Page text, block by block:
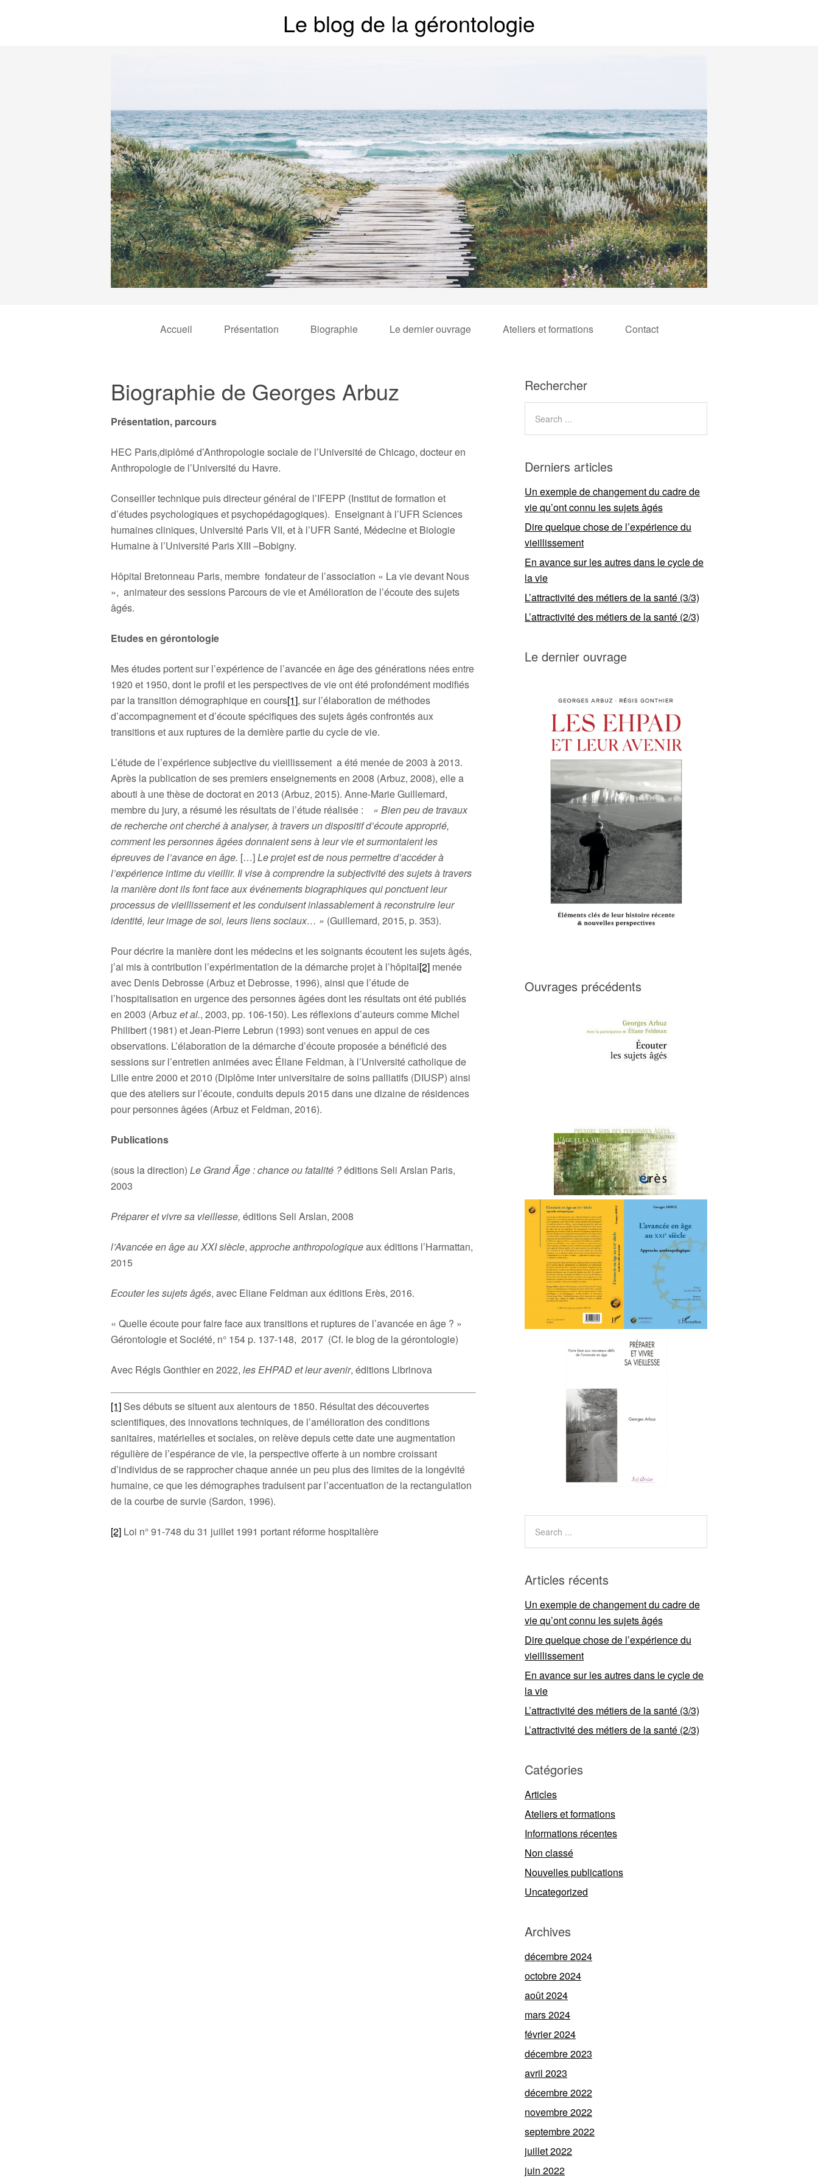
Le blog de la gérontologie
Accueil Présentation Biographie Le dernier ouvrage Ateliers et formations Contact
Biographie de Georges Arbuz
Présentation, parcours
HEC Paris,diplômé d’Anthropologie sociale de l’Université de Chicago, docteur en
Anthropologie de l’Université du Havre.
Conseiller technique puis directeur général de l’IFEPP (Institut de formation et
d’études psychologiques et psychopédagogiques). Enseignant à l’UFR Sciences
humaines cliniques, Université Paris VII, et à l’UFR Santé, Médecine et Biologie
Humaine à l’Université Paris XIII –Bobigny.
Hôpital Bretonneau Paris, membre fondateur de l’association « La vie devant Nous
», animateur des sessions Parcours de vie et Amélioration de l’écoute des sujets
âgés.
Etudes en gérontologie
Mes études portent sur l’expérience de l’avancée en âge des générations nées entre
1920 et 1950, dont le profil et les perspectives de vie ont été profondément modifiés
par la transition démographique en cours[1], sur l’élaboration de méthodes
d’accompagnement et d’écoute spécifiques des sujets âgés confrontés aux
transitions et aux ruptures de la dernière partie du cycle de vie.
L’étude de l’expérience subjective du vieillissement a été menée de 2003 à 2013.
Après la publication de ses premiers enseignements en 2008 (Arbuz, 2008), elle a
abouti à une thèse de doctorat en 2013 (Arbuz, 2015). Anne-Marie Guillemard,
membre du jury, a résumé les résultats de l’étude réalisée : « Bien peu de travaux
de recherche ont cherché à analyser, à travers un dispositif d’écoute approprié,
comment les personnes âgées donnaient sens à leur vie et surmontaient les
épreuves de l’avance en âge. […]Le projet est de nous permettre d’accéder à
l’expérience intime du vieillir. Il vise à comprendre la subjectivité des sujets à travers
la manière dont ils font face aux événements biographiques qui ponctuent leur
processus de vieillissement et les conduisent inlassablement à reconstruire leur
identité, leur image de soi, leurs liens sociaux… » (Guillemard, 2015, p. 353).
Pour décrire la manière dont les médecins et les soignants écoutent les sujets âgés,
j’ai mis à contribution l’expérimentation de la démarche projet à l’hôpital[2] menée
avec Denis Debrosse (Arbuz et Debrosse, 1996), ainsi que l’étude de
l’hospitalisation en urgence des personnes âgées dont les résultats ont été publiés
en 2003 (Arbuzet al., 2003, pp. 106-150). Les réflexions d’auteurs comme Michel
Philibert (1981) et Jean-Pierre Lebrun (1993) sont venues en appui de ces
observations. L’élaboration de la démarche d’écoute proposée a bénéficié des
sessions sur l’entretien animées avec Éliane Feldman, à l’Université catholique de
Lille entre 2000 et 2010 (Diplôme inter universitaire de soins palliatifs (DIUSP) ainsi
que des ateliers sur l’écoute, conduits depuis 2015 dans une dizaine de résidences
pour personnes âgées (Arbuz et Feldman, 2016).
Publications
(sous la direction) Le Grand Âge : chance ou fatalité ?éditions Seli Arslan Paris,
2003
Préparer et vivre sa vieillesse, éditions Seli Arslan, 2008
l’Avancée en âge au XXI siècle, approche anthropologiqueaux éditions l’Harmattan,
2015
Ecouter les sujets âgés, avec Eliane Feldman aux éditions Erès, 2016.
« Quelle écoute pour faire face aux transitions et ruptures de l’avancée en âge ? »
Gérontologie et Société, n° 154 p. 137-148, 2017 (Cf. le blog de la gérontologie)
Avec Régis Gonthier en 2022, les EHPAD et leur avenir, éditions Librinova
[1] Ses débuts se situent aux alentours de 1850. Résultat des découvertes
scientifiques, des innovations techniques, de l’amélioration des conditions
sanitaires, matérielles et sociales, on relève depuis cette date une augmentation
régulière de l’espérance de vie, la perspective offerte à un nombre croissant
d’individus de se rapprocher chaque année un peu plus des limites de la longévité
humaine, ce que les démographes traduisent par l’accentuation de la rectangulation
de la courbe de survie (Sardon, 1996).
[2] Loi n° 91-748 du 31 juillet 1991 portant réforme hospitalière
Rechercher
Derniers articles
Un exemple de changement du cadre de
vie qu’ont connu les sujets âgés
Dire quelque chose de l’expérience du
vieillissement
En avance sur les autres dans le cycle de
la vie
L’attractivité des métiers de la santé (3/3)
L’attractivité des métiers de la santé (2/3)
Le dernier ouvrage
Ouvrages précédents
Articles récents
Un exemple de changement du cadre de
vie qu’ont connu les sujets âgés
Dire quelque chose de l’expérience du
vieillissement
En avance sur les autres dans le cycle de
la vie
L’attractivité des métiers de la santé (3/3)
L’attractivité des métiers de la santé (2/3)
Catégories
Articles
Ateliers et formations
Informations récentes
Non classé
Nouvelles publications
Uncategorized
Archives
décembre 2024
octobre 2024
août 2024
mars 2024
février 2024
décembre 2023
avril 2023
décembre 2022
novembre 2022
septembre 2022
juillet 2022
juin 2022